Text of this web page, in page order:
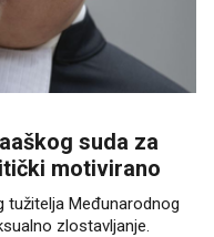
suda za
motivirano
tužitelja Međunarodnog
zlostavljanje.